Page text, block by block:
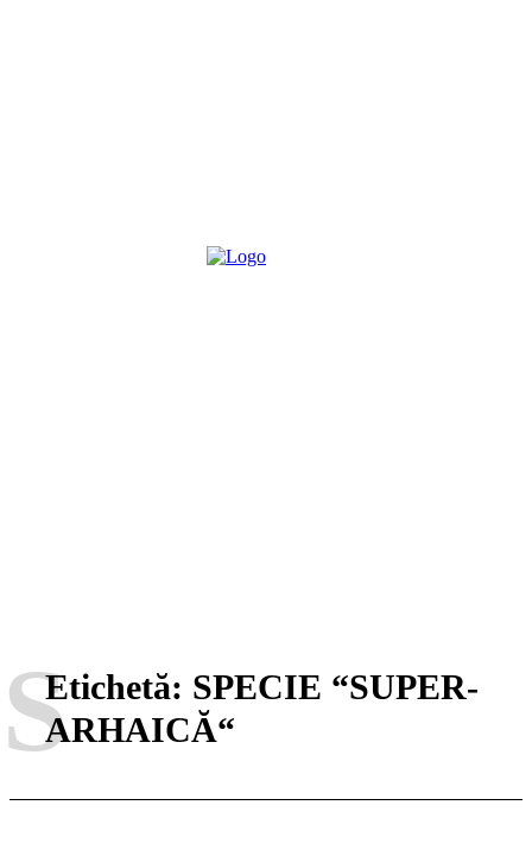
Etichetă: SPECIE “SUPER-
ARHAICĂ“
S